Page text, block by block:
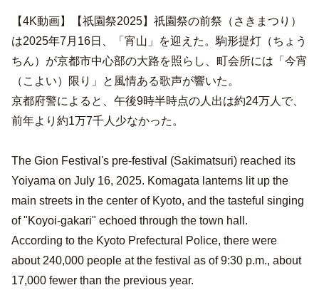
【4K動画】【祇園祭2025】祇園祭の前祭（さきまつり）
は2025年7月16日、「宵山」を迎えた。駒形提灯（ちょう
ちん）が京都市中心部の大路を照らし、町会所には「今宵
（こよい）限り」と風情ある歌声が響いた。
京都府警によると、午後9時半時点の人出は約24万人で、
前年より約1万7千人少なかった。
The Gion Festival's pre-festival (Sakimatsuri) reached its
Yoiyama on July 16, 2025. Komagata lanterns lit up the
main streets in the center of Kyoto, and the tasteful singing
of "Koyoi-gakari" echoed through the town hall.
According to the Kyoto Prefectural Police, there were
about 240,000 people at the festival as of 9:30 p.m., about
17,000 fewer than the previous year.